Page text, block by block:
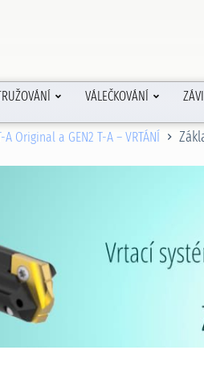
VÁLEČKOVÁNÍ
Original a GEN2 T-A – VRTÁNÍ